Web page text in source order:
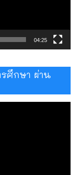
04:25
รศึกษา ผ่าน